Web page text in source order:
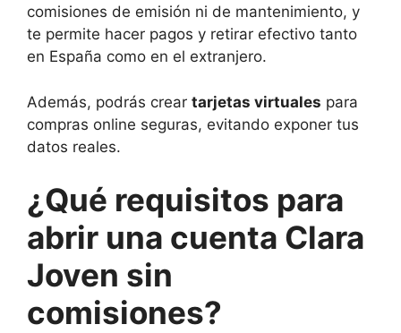
comisiones de emisión ni de mantenimiento, y
te permite hacer pagos y retirar efectivo tanto
en España como en el extranjero.
Además, podrás crear tarjetas virtuales para
compras online seguras, evitando exponer tus
datos reales.
¿Qué requisitos para
abrir una cuenta Clara
Joven sin
comisiones?